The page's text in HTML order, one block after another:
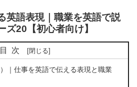
英語表現｜職業を英語で説
ズ20【初心者向け】
目次
｜仕事を英語で伝える表現と職業